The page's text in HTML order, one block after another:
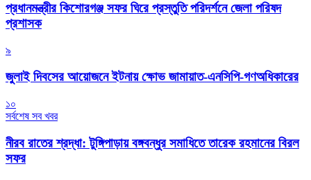
প্রধানমন্ত্রীর কিশোরগঞ্জ সফর ঘিরে প্রস্তুতি পরিদর্শনে জেলা পরিষদ
প্রশাসক
৯
জুলাই দিবসের আয়োজনে ইটনায় ক্ষোভ জামায়াত-এনসিপি-গণঅধিকারের
১০
সর্বশেষ সব খবর
নীরব রাতের শ্রদ্ধা: টুঙ্গিপাড়ায় বঙ্গবন্ধুর সমাধিতে তারেক রহমানের বিরল
সফর